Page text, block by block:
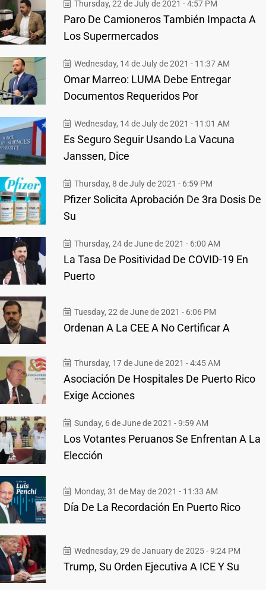
Thursday, 22 de July de 2021 - 4:57 PM
Paro De Camioneros También Impacta A
Los Supermercados
Wednesday, 14 de July de 2021 - 11:37 AM
Omar Marreo: LUMA Debe Entregar
Documentos Requeridos Por
Wednesday, 14 de July de 2021 - 11:01 AM
Es Seguro Seguir Usando La Vacuna
Janssen, Dice
Thursday, 8 de July de 2021 - 6:59 PM
Pfizer Solicita Aprobación De 3ra Dosis De
Su
Thursday, 24 de June de 2021 - 6:00 AM
La Tasa De Positividad De COVID-19 En
Puerto
Tuesday, 22 de June de 2021 - 6:06 PM
Ordenan A La CEE A No Certificar A
Thursday, 17 de June de 2021 - 4:45 AM
Asociación De Hospitales De Puerto Rico
Exige Acciones
Sunday, 6 de June de 2021 - 9:59 AM
Los Votantes Peruanos Se Enfrentan A La
Elección
Monday, 31 de May de 2021 - 11:33 AM
Día De La Recordación En Puerto Rico
Wednesday, 29 de January de 2025 - 9:24 PM
Trump, Su Orden Ejecutiva A ICE Y Su